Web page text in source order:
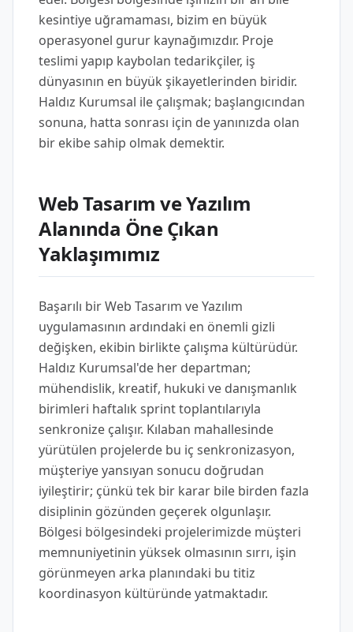
kesintiye uğramaması, bizim en büyük
operasyonel gurur kaynağımızdır. Proje
teslimi yapıp kaybolan tedarikçiler, iş
dünyasının en büyük şikayetlerinden biridir.
Haldız Kurumsal ile çalışmak; başlangıcından
sonuna, hatta sonrası için de yanınızda olan
bir ekibe sahip olmak demektir.
Web Tasarım ve Yazılım
Alanında Öne Çıkan
Yaklaşımımız
Başarılı bir Web Tasarım ve Yazılım
uygulamasının ardındaki en önemli gizli
değişken, ekibin birlikte çalışma kültürüdür.
Haldız Kurumsal'de her departman;
mühendislik, kreatif, hukuki ve danışmanlık
birimleri haftalık sprint toplantılarıyla
senkronize çalışır. Kılaban mahallesinde
yürütülen projelerde bu iç senkronizasyon,
müşteriye yansıyan sonucu doğrudan
iyileştirir; çünkü tek bir karar bile birden fazla
disiplinin gözünden geçerek olgunlaşır.
Bölgesi bölgesindeki projelerimizde müşteri
memnuniyetinin yüksek olmasının sırrı, işin
görünmeyen arka planındaki bu titiz
koordinasyon kültüründe yatmaktadır.